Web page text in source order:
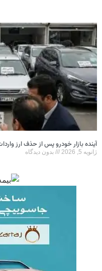
آینده بازار خودرو پس از حذف ارز واردات
ژانویه 5, 2026 بدون دیدگاه